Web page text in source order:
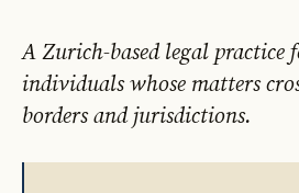
A Zurich-based legal practice
individuals whose matters
borders and jurisdictions.